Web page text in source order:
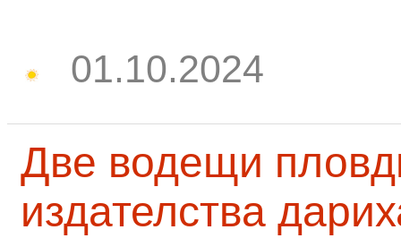
01.10.2024
Две водещи
издателства